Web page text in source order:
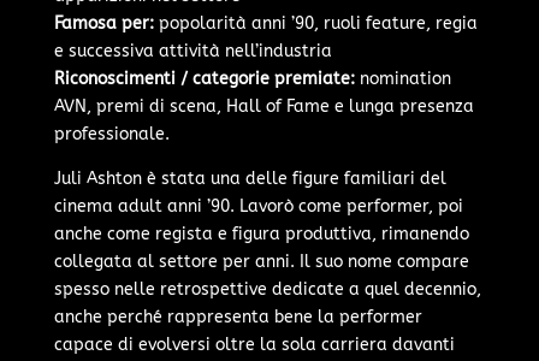
Famosa per:popolarità anni ’90, ruoli feature, regia
e successiva attività nell’industria
Riconoscimenti / categorie premiate:nomination
AVN, premi di scena, Hall of Fame e lunga presenza
professionale.
Juli Ashton è stata una delle figure familiari del
cinema adult anni ’90. Lavorò come performer, poi
anche come regista e figura produttiva, rimanendo
collegata al settore per anni. Il suo nome compare
spesso nelle retrospettive dedicate a quel decennio,
anche perché rappresenta bene la performer
capace di evolversi oltre la sola carriera davanti